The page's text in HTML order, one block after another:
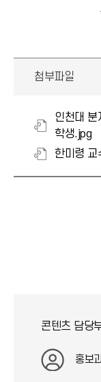
첨부파일
인천대 분
학생.jpg
한미령 교
콘텐츠 담당
홍보